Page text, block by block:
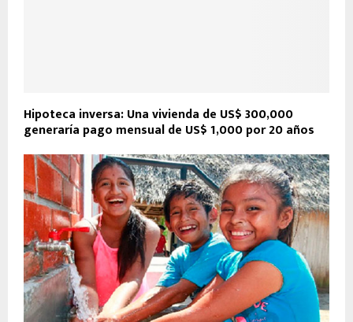
Hipoteca inversa: Una vivienda de US$ 300,000
generaría pago mensual de US$ 1,000 por 20 años